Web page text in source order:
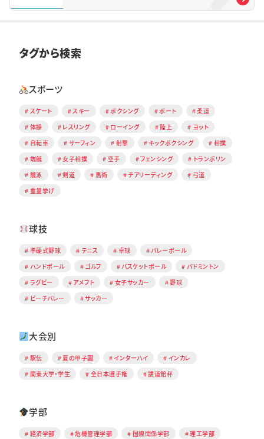
タグから検索
スポーツ
スケート スキー ボクシング ボート
柔道
体操
レスリング ローイング 陸上
ヨット
自転車
サーフィン 射撃 キックボクシング
相撲
端艇
女子相撲 空手 フェンシング
トランポリン
競泳
剣道 馬術 チアリーディング
弓道
重量挙げ
球技
準硬式野球 テニス 卓球
バレーボール
ハンドボール
ゴルフ バスケットボール
バドミントン
ラグビー
アメフト 女子サッカー
野球
ビーチバレー
サッカー
大会別
駅伝 夏の甲子園 インターハイ
インカレ
関東大学・学生
全日本選手権 講道館杯
学部
経済学部 危機管理学部 国際関係学部
理工学部